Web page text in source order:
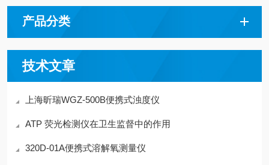
产品分类
技术文章
上海昕瑞WGZ-500B便携式浊度仪
ATP 荧光检测仪在卫生监督中的作用
320D-01A便携式溶解氧测量仪